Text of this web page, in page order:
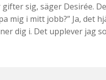
sig, säger Desirée.
mig i mitt jobb?” Ja, det
dig i. Det upplever jag